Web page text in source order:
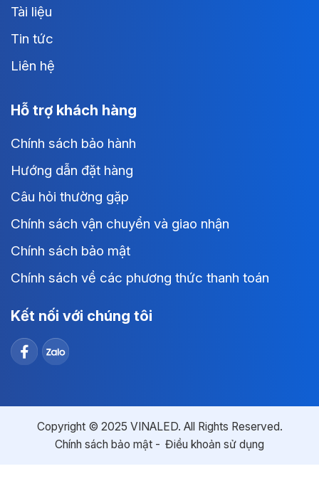
Tài liệu
Tin tức
Liên hệ
Hỗ trợ khách hàng
Chính sách bảo hành
Hướng dẫn đặt hàng
Câu hỏi thường gặp
Chính sách vận chuyển và giao nhận
Chính sách bảo mật
Chính sách về các phương thức thanh toán
Kết nối với chúng tôi
Copyright © 2025 VINALED. All Rights Reserved.
Chính sách bảo mật
Điều khoản sử dụng